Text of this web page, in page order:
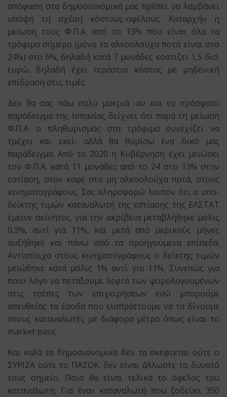
απόφαση στα δημοσιονομικά μας πρέπει να λαμβάνει
υπόψη τη σχέση κόστους-οφέλους. Καταρχήν η
μείωση τους Φ.Π.Α. από το 13% που είναι όλα τα
τρόφιμα σήμερα (μόνο τα αλκοολούχα ποτά είναι στο
24%) στο 6%, δηλαδή κατά 7 μονάδες κοστίζει 1,5 δισ.
ευρώ, δηλαδή έχει τεράστιο κόστος με μηδενική
επίδραση στις τιμές.
Δεν θα σας πάω πολύ μακριά -αν και το πρόσφατο
παράδειγμα της Ισπανίας δείχνει ότι παρά τη μείωση
Φ.Π.Α. ο πληθωρισμός στα τρόφιμα συνεχίζει να
τρέχει και εκεί- αλλά θα θυμίσω ένα δικό μας
παράδειγμα. Από το 2020 η Κυβέρνηση έχει μειώσει
τον Φ.Π.Α. κατά 11 μονάδες από το 24 στο 13% στην
εστίαση, στον καφέ στα μη αλκοολούχα ποτά, στους
κινηματογράφους. Σας πληροφορώ λοιπόν ότι ο υπο-
δείκτης τιμών καταναλωτή της εστίασης της ΕΛΣΤΑΤ
έμεινε ακίνητος, για την ακρίβεια μεταβλήθηκε μόλις
0,3%, αντί για 11%, και μετά από μερικούς μήνες
αυξήθηκε και πάνω από τα προηγούμενα επίπεδα.
Αντίστοιχα στους κινηματογράφους ο δείκτης τιμών
μειώθηκε κατά μόλις 1% αντί για 11%. Συνεπώς για
ποιο λόγο να πετάξουμε λεφτά των φορολογουμένων
στις τσέπες των επιχειρήσεων ενώ μπορούμε
απευθείας τα έσοδα που εισπράττουμε να τα δίνουμε
στους καταναλωτές με διάφορα μέτρα όπως είναι το
market pass;
Και καλά τα δημοσιονομικά δεν τα σκέφτεται ούτε ο
ΣΥΡΙΖΑ ούτε το ΠΑΣΟΚ, δεν είναι άλλωστε το δυνατό
τους σημείο. Ποιο θα είναι τελικά το όφελος του
καταναλωτή; Για έναν καταναλωτή που ξοδεύει 350